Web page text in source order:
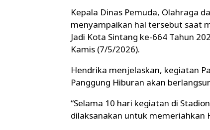
Kepala Dinas Pemuda, Olahraga
menyampaikan hal tersebut saat
Jadi Kota Sintang ke-664 Tahun
Kamis (7/5/2026).
Hendrika menjelaskan, kegiatan
Panggung Hiburan akan
“Selama 10 hari kegiatan di
dilaksanakan untuk memeriahkan